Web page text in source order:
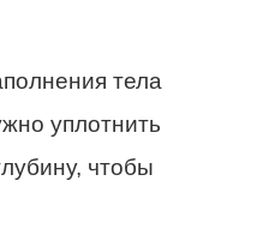
тела
уплотнить
чтобы